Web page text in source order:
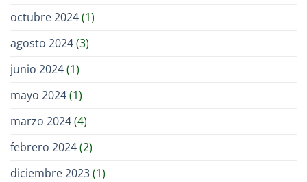
octubre 2024(1)
agosto 2024(3)
junio 2024(1)
mayo 2024(1)
marzo 2024(4)
febrero 2024(2)
diciembre 2023(1)